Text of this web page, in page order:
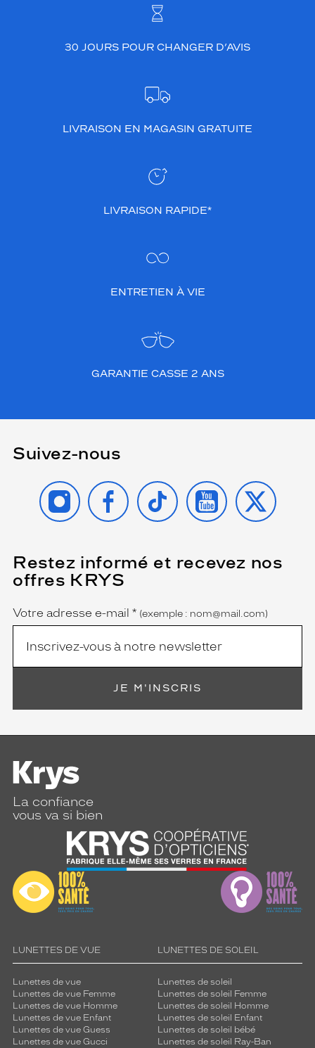
30 JOURS POUR CHANGER D’AVIS
LIVRAISON EN MAGASIN GRATUITE
LIVRAISON RAPIDE*
ENTRETIEN À VIE
GARANTIE CASSE 2 ANS
Suivez-nous
INSTAGRAMFACEBOOK
TIKTOK YOUTUBE
X
Restez informé et recevez nos
offres KRYS
Name
Votre adresse e-mail *
(Ce
champ
est
obligatoire)
(exemple : nom@mail.com)
JE M'INSCRIS
La confiance
vous va si bien
LUNETTES DE VUE
Lunettes de vue
Lunettes de vue Femme
Lunettes de vue Homme
Lunettes de vue Enfant
Lunettes de vue Guess
Lunettes de vue Gucci
LUNETTES DE SOLEIL
Lunettes de soleil
Lunettes de soleil Femme
Lunettes de soleil Homme
Lunettes de soleil Enfant
Lunettes de soleil bébé
Lunettes de soleil Ray-Ban